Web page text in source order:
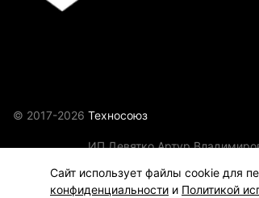
Сайт использует файлы cookie для
конфиденциальности и Политикой
© 2017-2026 Техносоюз
ИП Девятко Артур